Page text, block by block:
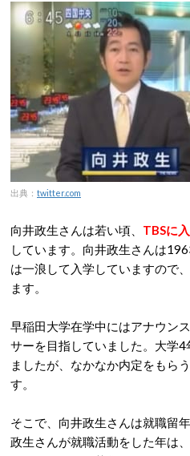
出典： twitter.com
向井政生さんは若い頃、 TBSに
しています。向井政生さんは
は一浪して入学していますので
ます。
早稲田大学在学中にはアナウン
サーを目指していました。大学
ましたが、なかなか内定をもら
す。
そこで、向井政生さんは就職留
政生さんが就職活動をした年は